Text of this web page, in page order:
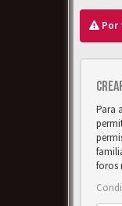
Por
Para
foros